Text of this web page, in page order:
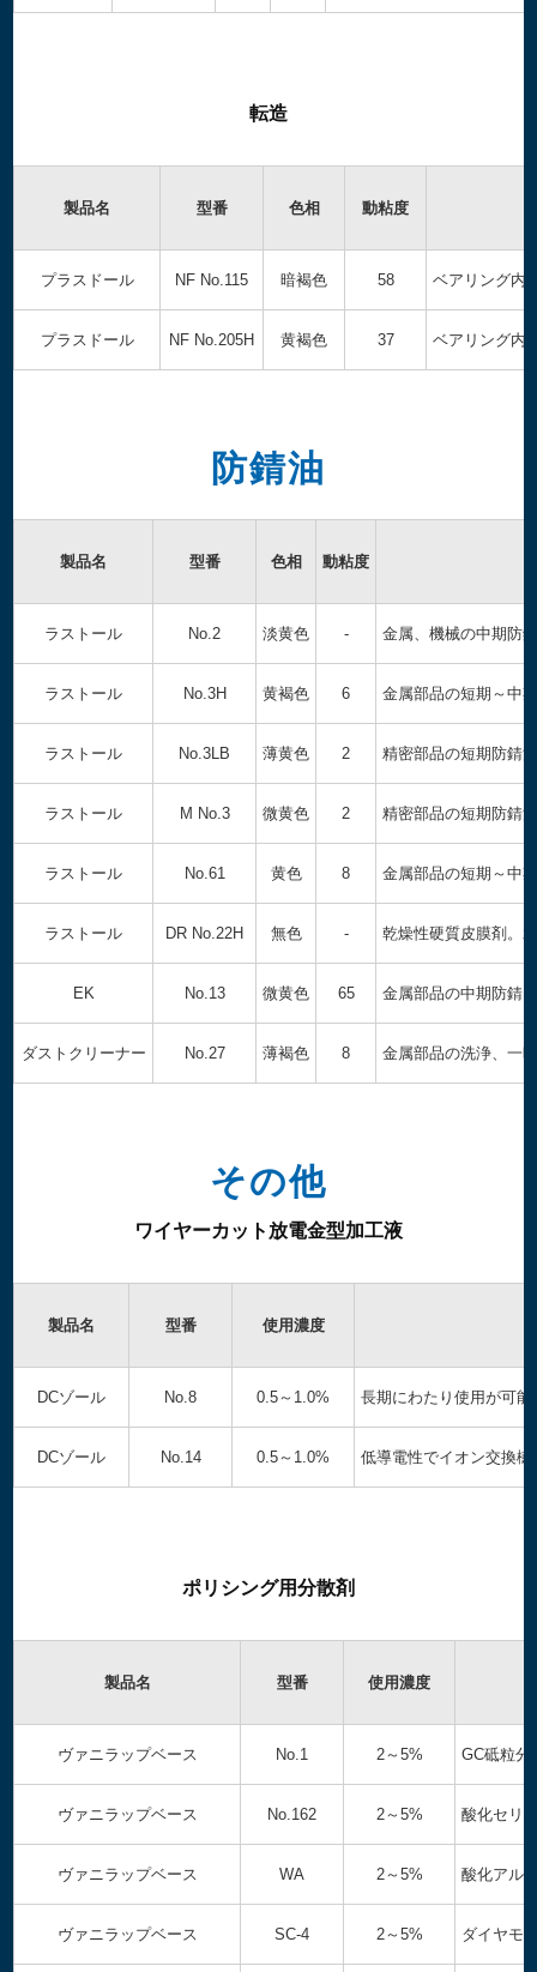
転造
製品名 型番 色相 動粘度
プラスドール NF No.115 暗褐色 58 ベアリング内
プラスドール NF No.205H 黄褐色 37 ベアリング内
防錆油
製品名 型番 色相 動粘度
ラストール No.2 淡黄色 - 金属、機械の中期防
ラストール No.3H 黄褐色 6 金属部品の短期～中
ラストール No.3LB 薄黄色 2 精密部品の短期防錆
ラストール M No.3 微黄色 2 精密部品の短期防錆
ラストール No.61 黄色 8 金属部品の短期～中
ラストール DR No.22H 無色 - 乾燥性硬質皮膜剤。
EK No.13 微黄色 65 金属部品の中期防錆
ダストクリーナー No.27 薄褐色 8 金属部品の洗浄、一
その他
ワイヤーカット放電金型加工液
製品名 型番 使用濃度
DCゾール No.8 0.5～1.0% 長期にわたり使用が可
DCゾール No.14 0.5～1.0% 低導電性でイオン交換
ポリシング用分散剤
製品名 型番 使用濃度
ヴァニラップベース No.1 2～5% GC砥粒分
ヴァニラップベース No.162 2～5% 酸化セリ
ヴァニラップベース WA 2～5% 酸化アル
ヴァニラップベース SC-4 2～5% ダイヤモ